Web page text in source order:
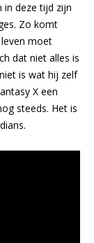
in deze tijd zijn
Zo komt
moet
dat niet alles is
is wat hij zelf
X een
steeds. Het is